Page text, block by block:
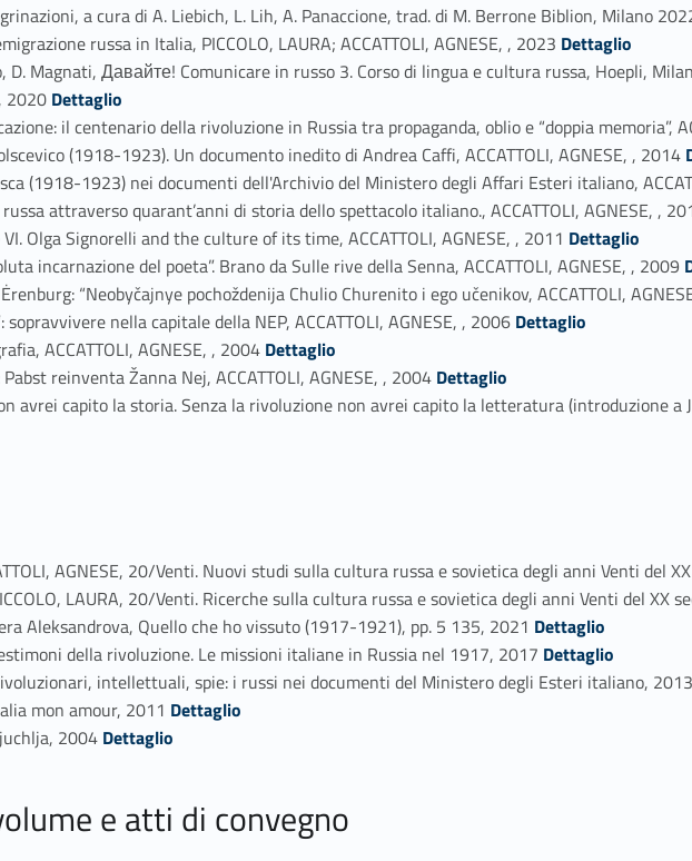
a cura di A. Liebich, L. Lih, A. Panaccione, trad. di M. Berrone Biblion, Milano
russa in Italia, PICCOLO, LAURA; ACCATTOLI, AGNESE, , 2023 Link identifier #identifier_person_148616-2
Dettaglio
D. Magnati, Давайте! Comunicare in russo 3. Corso di lingua e cultura russa, Hoepli,
2020 Link identifier #identifier_person_59175-3
Dettaglio
il centenario della rivoluzione in Russia tra propaganda, oblio e “doppia memoria”,
(1918-1923). Un documento inedito di Andrea Caffi, ACCATTOLI, AGNESE, , 2014 Link identifier #identifier_person_64091-5
(1918-1923) nei documenti dell'Archivio del Ministero degli Affari Esteri italiano,
attraverso quarant’anni di storia dello spettacolo italiano., ACCATTOLI, AGNESE, ,
Olga Signorelli and the culture of its time, ACCATTOLI, AGNESE, , 2011 Link identifier #identifier_person_57778-8
Dettaglio
incarnazione del poeta”. Brano da Sulle rive della Senna, ACCATTOLI, AGNESE, , 2009 Link identifier #identifier_person_103655-9
“Neobyčajnye pochoždenija Chulio Churenito i ego učenikov, ACCATTOLI,
sopravvivere nella capitale della NEP, ACCATTOLI, AGNESE, , 2006 Link identifier #identifier_person_63215-11
Dettaglio
ACCATTOLI, AGNESE, , 2004 Link identifier #identifier_person_110673-12
Dettaglio
reinventa Žanna Nej, ACCATTOLI, AGNESE, , 2004 Link identifier #identifier_person_4112-13
Dettaglio
avrei capito la storia. Senza la rivoluzione non avrei capito la letteratura (introduzione a
AGNESE, 20/Venti. Nuovi studi sulla cultura russa e sovietica degli anni Venti del
LAURA, 20/Venti. Ricerche sulla cultura russa e sovietica degli anni Venti del XX
Aleksandrova, Quello che ho vissuto (1917-1921), pp. 5 135, 2021 Link identifier #identifier_person_164134-17
Dettaglio
della rivoluzione. Le missioni italiane in Russia nel 1917, 2017 Link identifier #identifier_person_62241-18
Dettaglio
intellettuali, spie: i russi nei documenti del Ministero degli Esteri italiano, 2013
mon amour, 2011 Link identifier #identifier_person_83070-20
Dettaglio
2004 Link identifier #identifier_person_125708-21
Dettaglio
e atti di convegno